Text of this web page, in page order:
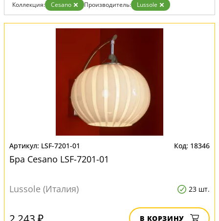
Коллекция: Cesano Производитель: Lussole
LSF-7201-01 18346
Бра Cesano LSF-7201-01
Lussole (Италия) 23 шт.
В КОРЗИНУ